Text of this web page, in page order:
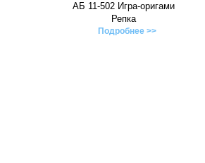
АБ 11-502 Игра-оригами
Репка
Подробнее >>